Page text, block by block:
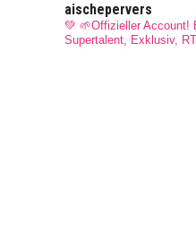
aischepervers
💚 🌱Offizieller Account!
Supertalent, Exklusiv,